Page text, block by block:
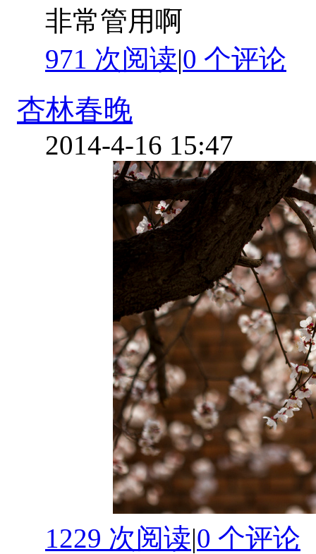
非常管用啊
971 次阅读|0 个评论
杏林春晚
2014-4-16 15:47
1229 次阅读|0 个评论